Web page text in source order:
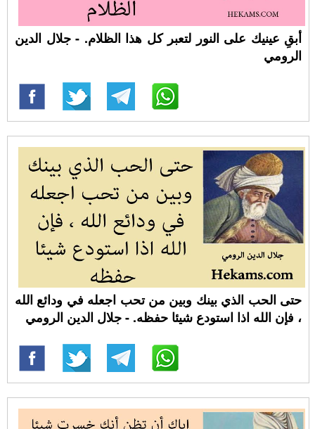
أبقِ عينيك على النور لتعبر كل هذا الظلام. - جلال الدين
الرومي
حتى الحب الذي بينك وبين من تحب اجعله في ودائع الله
، فإن الله اذا استودع شيئا حفظه. - جلال الدين الرومي